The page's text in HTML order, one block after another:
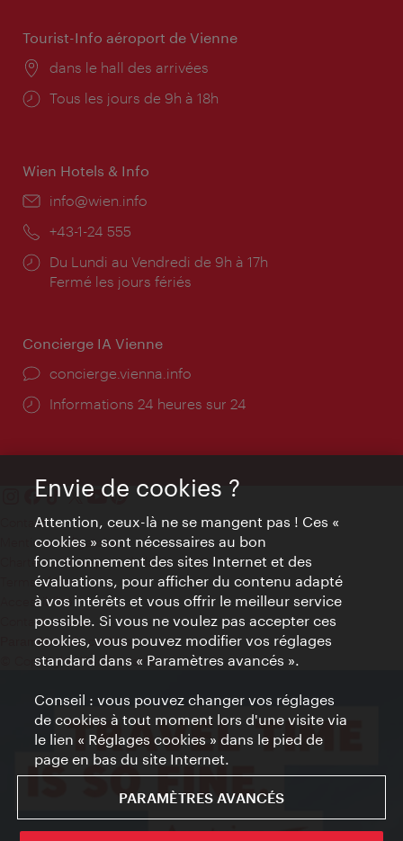
Tourist-Info aéroport de Vienne
Lieu:
dans le hall des arrivées
Horaires
Tous les jours de 9h à 18h
Wien Hotels & Info
E-
info@wien.info
Téléphone:
+43-1-24 555
Horaires
d'ouverture:
Du Lundi au Vendredi de 9h à 17h
Fermé les jours fériés
Concierge IA Vienne
Ort:
concierge.vienna.info
Öffnungszeiten:
Informations 24 heures sur 24
Contact
Mentions obligatoires
Charte sur le respect de la vie privée
Terms of Use
Accessibilité
Contact presse
Paramètres de cookies
© Copyright WienTourismus
Envie de cookies ?
Attention, ceux-là ne se mangent pas ! Ces «
cookies » sont nécessaires au bon
fonctionnement des sites Internet et des
évaluations, pour afficher du contenu adapté
à vos intérêts et vous offrir le meilleur service
possible. Si vous ne voulez pas accepter ces
cookies, vous pouvez modifier vos réglages
standard dans « Paramètres avancés ».
Conseil : vous pouvez changer vos réglages
de cookies à tout moment lors d'une visite via
le lien « Réglages cookies » dans le pied de
page en bas du site Internet.
PARAMÈTRES AVANCÉS